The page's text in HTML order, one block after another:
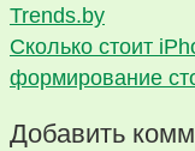
Trends.by
Сколько стоит
формирование
Добавить